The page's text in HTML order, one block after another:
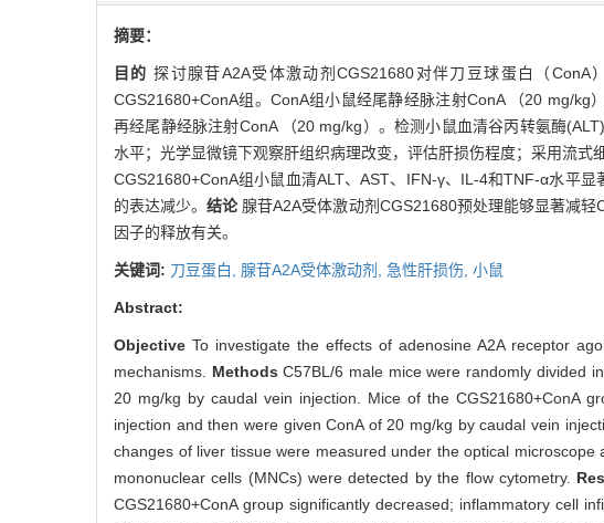
摘要：
目的探讨腺苷A2A受体激动剂CGS21680对伴刀豆球蛋白（ConA
CGS21680+ConA组。ConA组小鼠经尾静经脉注射ConA （20 mg/
再经尾静经脉注射ConA （20 mg/kg）。检测小鼠血清谷丙转氨酶
水平；光学显微镜下观察肝组织病理改变，评估肝损伤程度；采用流
CGS21680+ConA组小鼠血清ALT、AST、IFN-γ、IL-4和TNF-α水平
的表达减少。结论 腺苷A2A受体激动剂CGS21680预处理能够显著减
因子的释放有关。
关键词: 刀豆蛋白, 腺苷A2A受体激动剂, 急性肝损伤, 小鼠
Abstract:
Objective To investigate the effects of adenosine A2A receptor
mechanisms. MethodsC57BL/6 male mice were randomly divided
20 mg/kg by caudal vein injection. Mice of the CGS21680+ConA
injection and then were given ConA of 20 mg/kg by caudal vein
changes of liver tissue were measured under the optical
mononuclear cells (MNCs) were detected by the flow cytometry.
CGS21680+ConA group significantly decreased; inflammatory cell